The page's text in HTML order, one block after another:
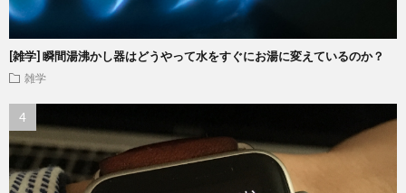
[雑学] 瞬間湯沸かし器はどうやって水をすぐにお湯に変えているのか？
雑学